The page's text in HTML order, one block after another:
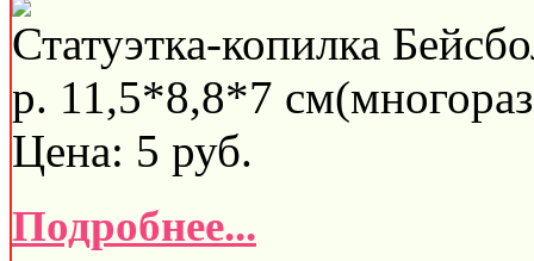
Статуэтка-копилка
р. 11,5*8,8*7
Цена: 5 руб.
Подробнее...